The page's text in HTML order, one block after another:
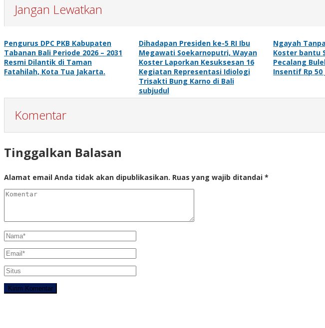
Jangan Lewatkan
Pengurus DPC PKB Kabupaten
Tabanan Bali Periode 2026 – 2031
Resmi Dilantik di Taman
Fatahilah, Kota Tua Jakarta.
Dihadapan Presiden ke-5 RI Ibu
Megawati Soekarnoputri, Wayan
Koster Laporkan Kesuksesan 16
Kegiatan Representasi Idiologi
Trisakti Bung Karno di Bali
subjudul
Ngayah
Koster bantu
Pecalang
Insentif Rp
Komentar
Tinggalkan Balasan
Alamat email Anda tidak akan dipublikasikan. Ruas yang wajib ditandai *